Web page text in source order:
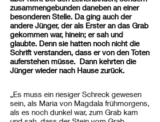
zusammengebunden daneben an einer
besonderen Stelle. Da ging auch der
andere Jünger, der als Erster an das Grab
gekommen war, hinein; er sah und
glaubte. Denn sie hatten noch nicht die
Schrift verstanden, dass er von den Toten
auferstehen müsse. Dann kehrten die
Jünger wieder nach Hause zurück.
„Es muss ein riesiger Schreck gewesen
sein, als Maria von Magdala frühmorgens,
als es noch dunkel war, zum Grab kam